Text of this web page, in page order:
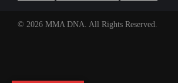
© 2026 MMA DNA. All Rights Reserved.